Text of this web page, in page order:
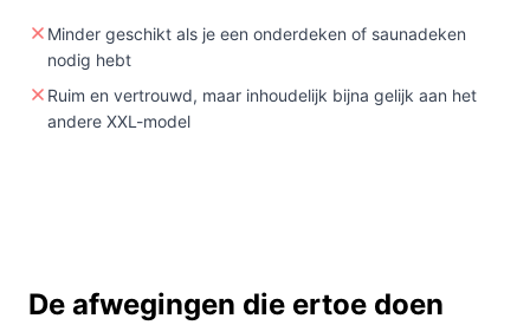
Minder geschikt als je een onderdeken of saunadeken
nodig hebt
Ruim en vertrouwd, maar inhoudelijk bijna gelijk aan het
andere XXL-model
De afwegingen die ertoe doen